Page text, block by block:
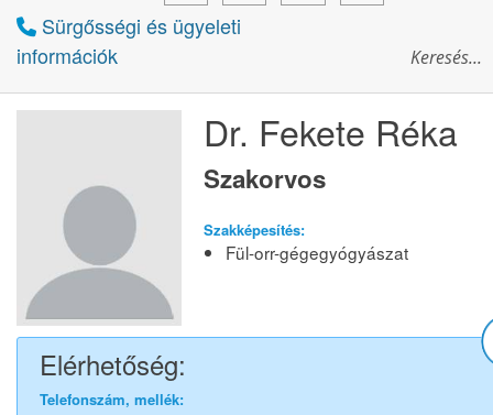
Sürgősségi és ügyeleti
információk
Dr. Fekete Réka
Szakorvos
Szakképesítés:
Fül-orr-gégegyógyászat
Elérhetőség:
Telefonszám, mellék: